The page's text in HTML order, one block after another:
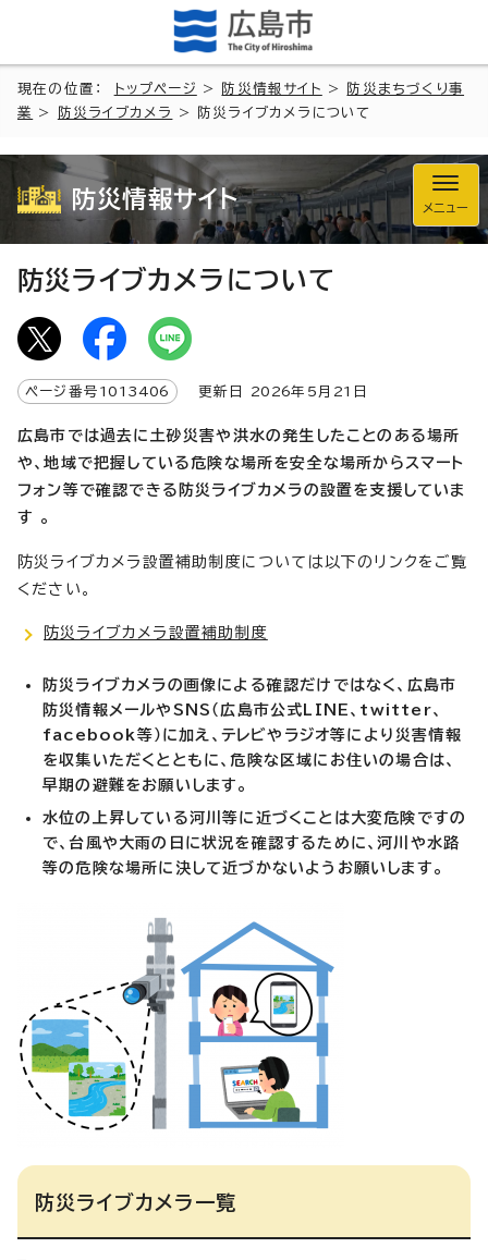
現在の位置： トップページ > 防災情報サイト >
防災まちづくり事
業
> 防災ライブカメラ > 防災ライブカメラについて
防災情報サイト メニュー
防災ライブカメラについて
ページ番号 1013406 更新日 2026年5月 21 日
広島市では過去に土砂災害や洪水の発生したことのある場所
や、地域で把握している危険な場所を安全な場所からスマート
フォン等で確認できる防災ライブカメラの設置を支援していま
す
。
防災ライブカメラ設置補助制度については以下のリンクをご覧
ください。
防災ライブカメラ設置補助制度
防災ライブカメラの画像による確認だけではなく、広島市
防災情報メールやSNS（広島市公式LINE、twitter、
facebook等）に加え、テレビやラジオ等により災害情報
を収集いただくとともに、危険な区域にお住いの場合は、
早期の避難をお願いします。
水位の上昇している河川等に近づくことは大変危険ですの
で、台風や大雨の日に状況を確認するために、河川や水路
等の危険な場所に決して近づかないようお願いします。
防災ライブカメラ一覧